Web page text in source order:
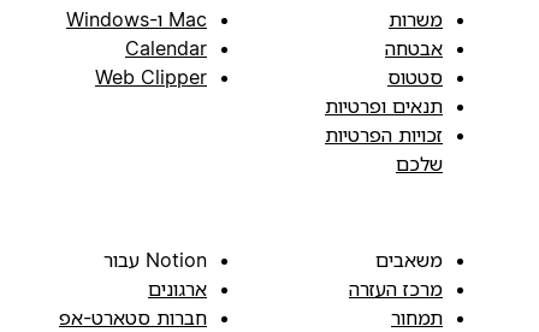
משרות
אבטחה
סטטוס
תנאים ופרטיות
זכויות הפרטיות
שלכם
Mac ו-Windows
Calendar
Web Clipper
משאבים
מרכז העזרה
תמחור
Notion עבור
ארגונים
חברות סטארט-אפ